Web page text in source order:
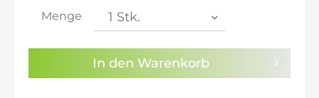
Sie haben dieDatenschutzbestimmungenzur
Kenntnis genommen.
inkl. 21% MwSt.: 533,82 €
inkl. 22% MwSt.: 538,24 €
Menge
In den Warenkorb